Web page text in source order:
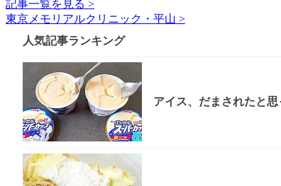
記事一覧を見る >
東京メモリアルクリニック・平山 >
人気記事ランキング
アイス、だまされたと